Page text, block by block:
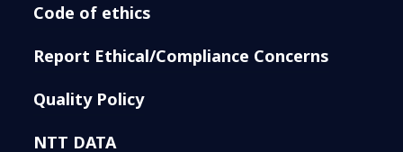
Code of ethics
Report Ethical/Compliance Concerns
Quality Policy
NTT DATA